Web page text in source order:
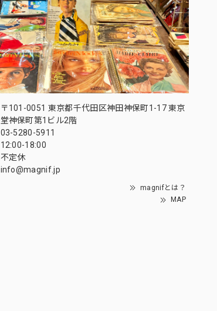
〒101-0051 東京都千代田区神田神保町1-17 東京
堂神保町第1ビル2階
03-5280-5911
12:00-18:00
不定休
info@magnif.jp
magnifとは？
MAP